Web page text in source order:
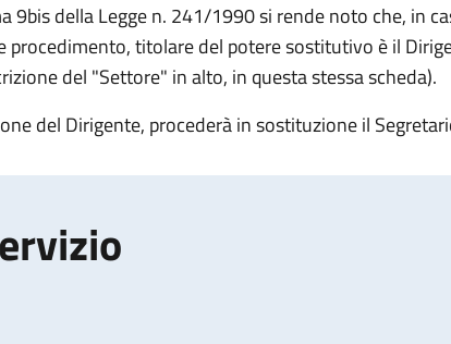
9bis della Legge n. 241/1990 si rende noto che, in
procedimento, titolare del potere sostitutivo è il
del "Settore" in alto, in questa stessa scheda).
del Dirigente, procederà in sostituzione il